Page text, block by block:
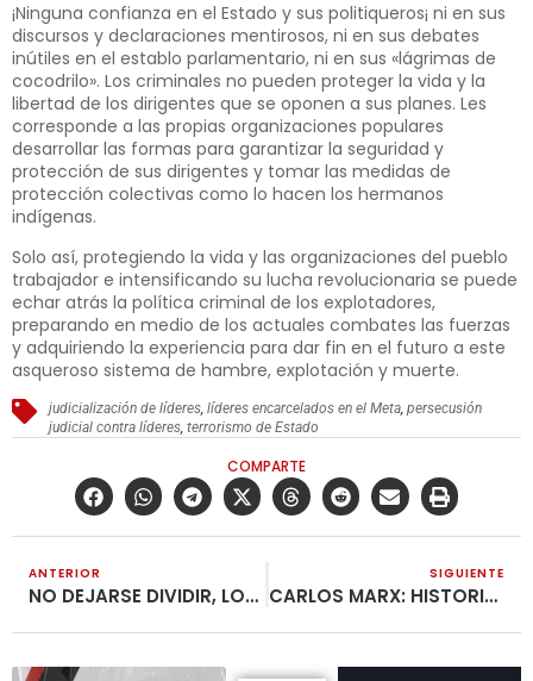
¡Ninguna confianza en el Estado y sus politiqueros¡ ni en sus
discursos y declaraciones mentirosos, ni en sus debates
inútiles en el establo parlamentario, ni en sus «lágrimas de
cocodrilo». Los criminales no pueden proteger la vida y la
libertad de los dirigentes que se oponen a sus planes. Les
corresponde a las propias organizaciones populares
desarrollar las formas para garantizar la seguridad y
protección de sus dirigentes y tomar las medidas de
protección colectivas como lo hacen los hermanos
indígenas.
Solo así, protegiendo la vida y las organizaciones del pueblo
trabajador e intensificando su lucha revolucionaria se puede
echar atrás la política criminal de los explotadores,
preparando en medio de los actuales combates las fuerzas
y adquiriendo la experiencia para dar fin en el futuro a este
asqueroso sistema de hambre, explotación y muerte.
judicialización de líderes,líderes encarcelados en el Meta,persecusión
judicial contra líderes,terrorismo de Estado
COMPARTE
ANTERIOR
NO DEJARSE DIVIDIR, LOS OBREROS SON UNA MISMA CLASE EN TODO EL MUNDO
SIGUIENTE
CARLOS MARX: HISTORIA DE SU VIDA (XVIII)